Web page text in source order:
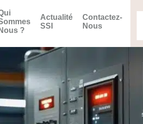
Nous ?
Actualité
SSI
Contactez-
Nous